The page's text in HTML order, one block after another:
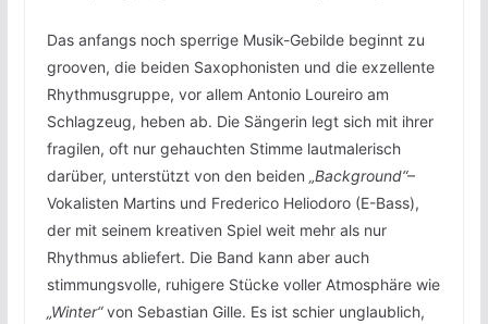
Das anfangs noch sperrige Musik-Gebilde beginnt zu
grooven, die beiden Saxophonisten und die exzellente
Rhythmusgruppe, vor allem Antonio Loureiro am
Schlagzeug, heben ab. Die Sängerin legt sich mit ihrer
fragilen, oft nur gehauchten Stimme lautmalerisch
darüber, unterstützt von den beiden „Background“–
Vokalisten Martins und Frederico Heliodoro (E-Bass),
der mit seinem kreativen Spiel weit mehr als nur
Rhythmus abliefert. Die Band kann aber auch
stimmungsvolle, ruhigere Stücke voller Atmosphäre wie
„Winter“von Sebastian Gille. Es ist schier unglaublich,